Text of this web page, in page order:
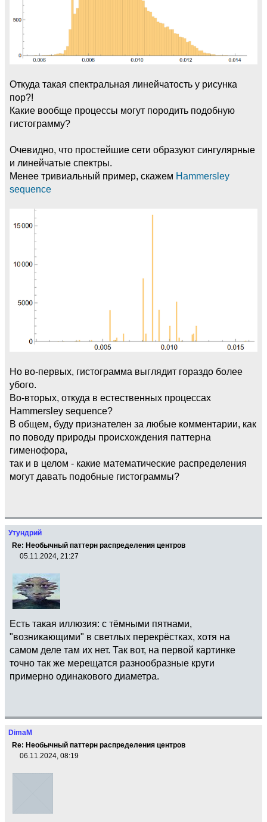
Откуда такая спектральная линейчатость у рисунка
пор?!
Какие вообще процессы могут породить подобную
гистограмму?
Очевидно, что простейшие сети образуют сингулярные
и линейчатые спектры.
Менее тривиальный пример, скажем Hammersley
sequence
Но во-первых, гистограмма выглядит гораздо более
убого.
Во-вторых, откуда в естественных процессах
Hammersley sequence?
В общем, буду признателен за любые комментарии, как
по поводу природы происхождения паттерна
гименофора,
так и в целом - какие математические распределения
могут давать подобные гистограммы?
Утундрий
Re: Необычный паттерн распределения центров
05.11.2024, 21:27
Есть такая иллюзия: с тёмными пятнами,
"возникающими" в светлых перекрёстках, хотя на
самом деле там их нет. Так вот, на первой картинке
точно так же мерещатся разнообразные круги
примерно одинакового диаметра.
DimaM
Re: Необычный паттерн распределения центров
06.11.2024, 08:19